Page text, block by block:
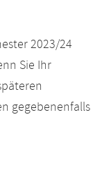
2023/24
Sie Ihr
gegebenenfalls